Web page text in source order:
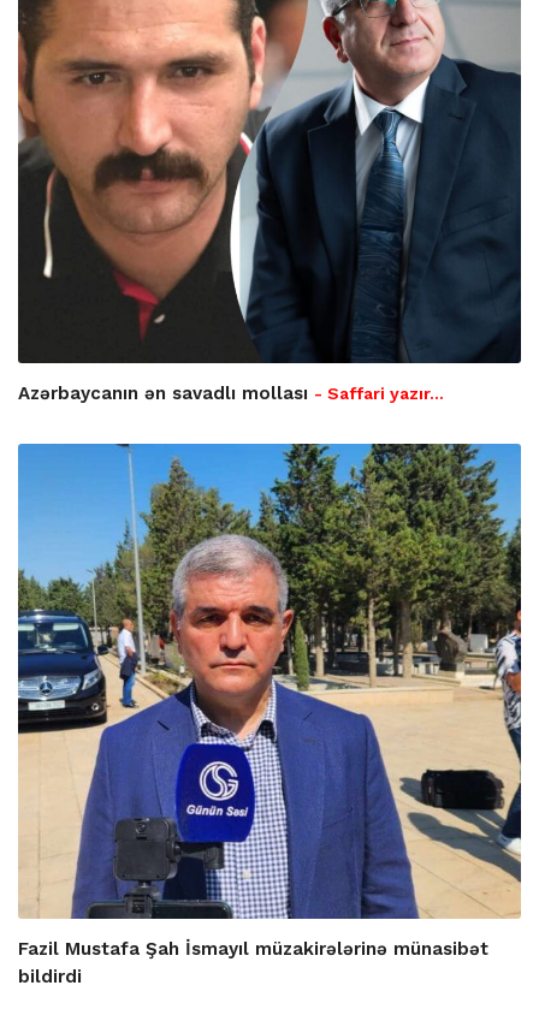
Azərbaycanın ən savadlı mollası - Saffari yazır…
Fazil Mustafa Şah İsmayıl müzakirələrinə münasibət
bildirdi